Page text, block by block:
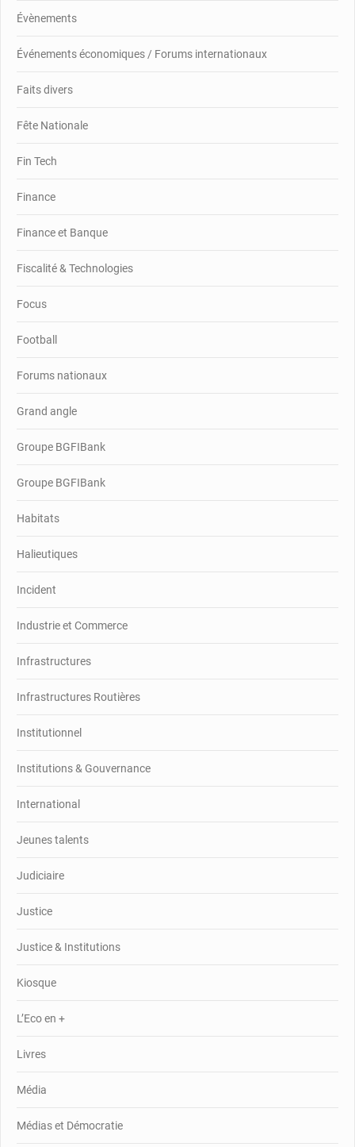
Évènements
Événements économiques / Forums internationaux
Faits divers
Fête Nationale
Fin Tech
Finance
Finance et Banque
Fiscalité & Technologies
Focus
Football
Forums nationaux
Grand angle
Groupe BGFIBank
Groupe BGFIBank
Habitats
Halieutiques
Incident
Industrie et Commerce
Infrastructures
Infrastructures Routières
Institutionnel
Institutions & Gouvernance
International
Jeunes talents
Judiciaire
Justice
Justice & Institutions
Kiosque
L’Eco en +
Livres
Média
Médias et Démocratie